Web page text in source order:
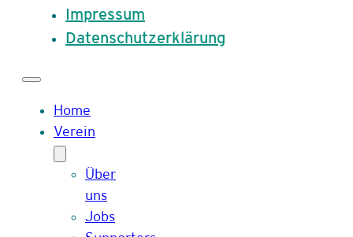
Impressum
Datenschutzerklärung
Home
Verein
Über
uns
Jobs